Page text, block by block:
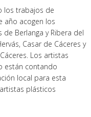
los trabajos de
año acogen los
Berlanga y Ribera del
Casar de Cáceres y
Los artistas
están contando
local para esta
plásticos